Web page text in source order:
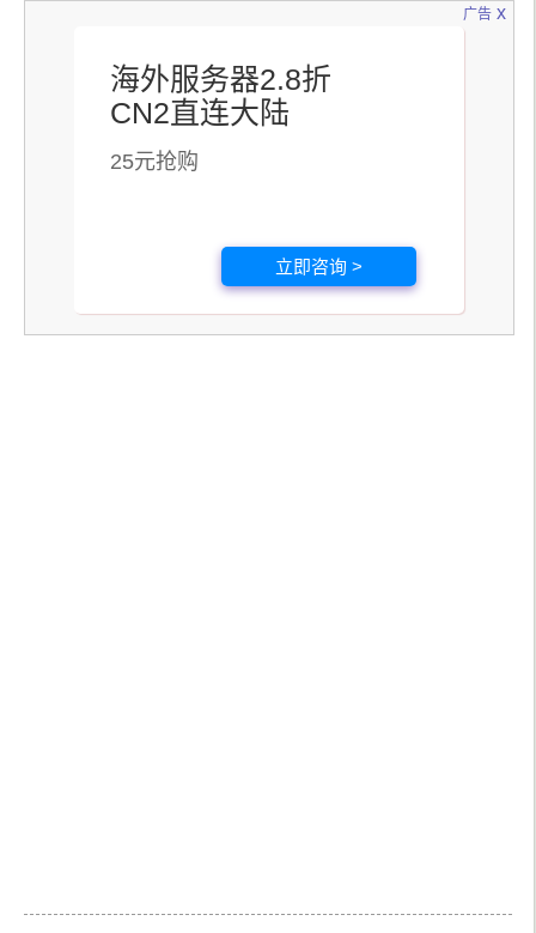
广告
海外服务器2.8折
CN2直连大陆
25元抢购
立即咨询 >
x